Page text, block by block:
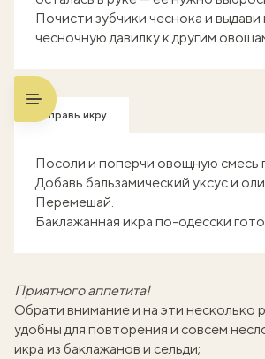
Почисти зубчики чеснока и выдави
чесночную давилку к другим
Заправь икру
Посоли и поперчи овощную смесь
Добавь бальзамический уксус и
Перемешай.
Баклажанная икра по-одесски
Приятного аппетита!
Обрати внимание и на эти несколько
удобны для повторения и совсем
икра из баклажанов и сельди;